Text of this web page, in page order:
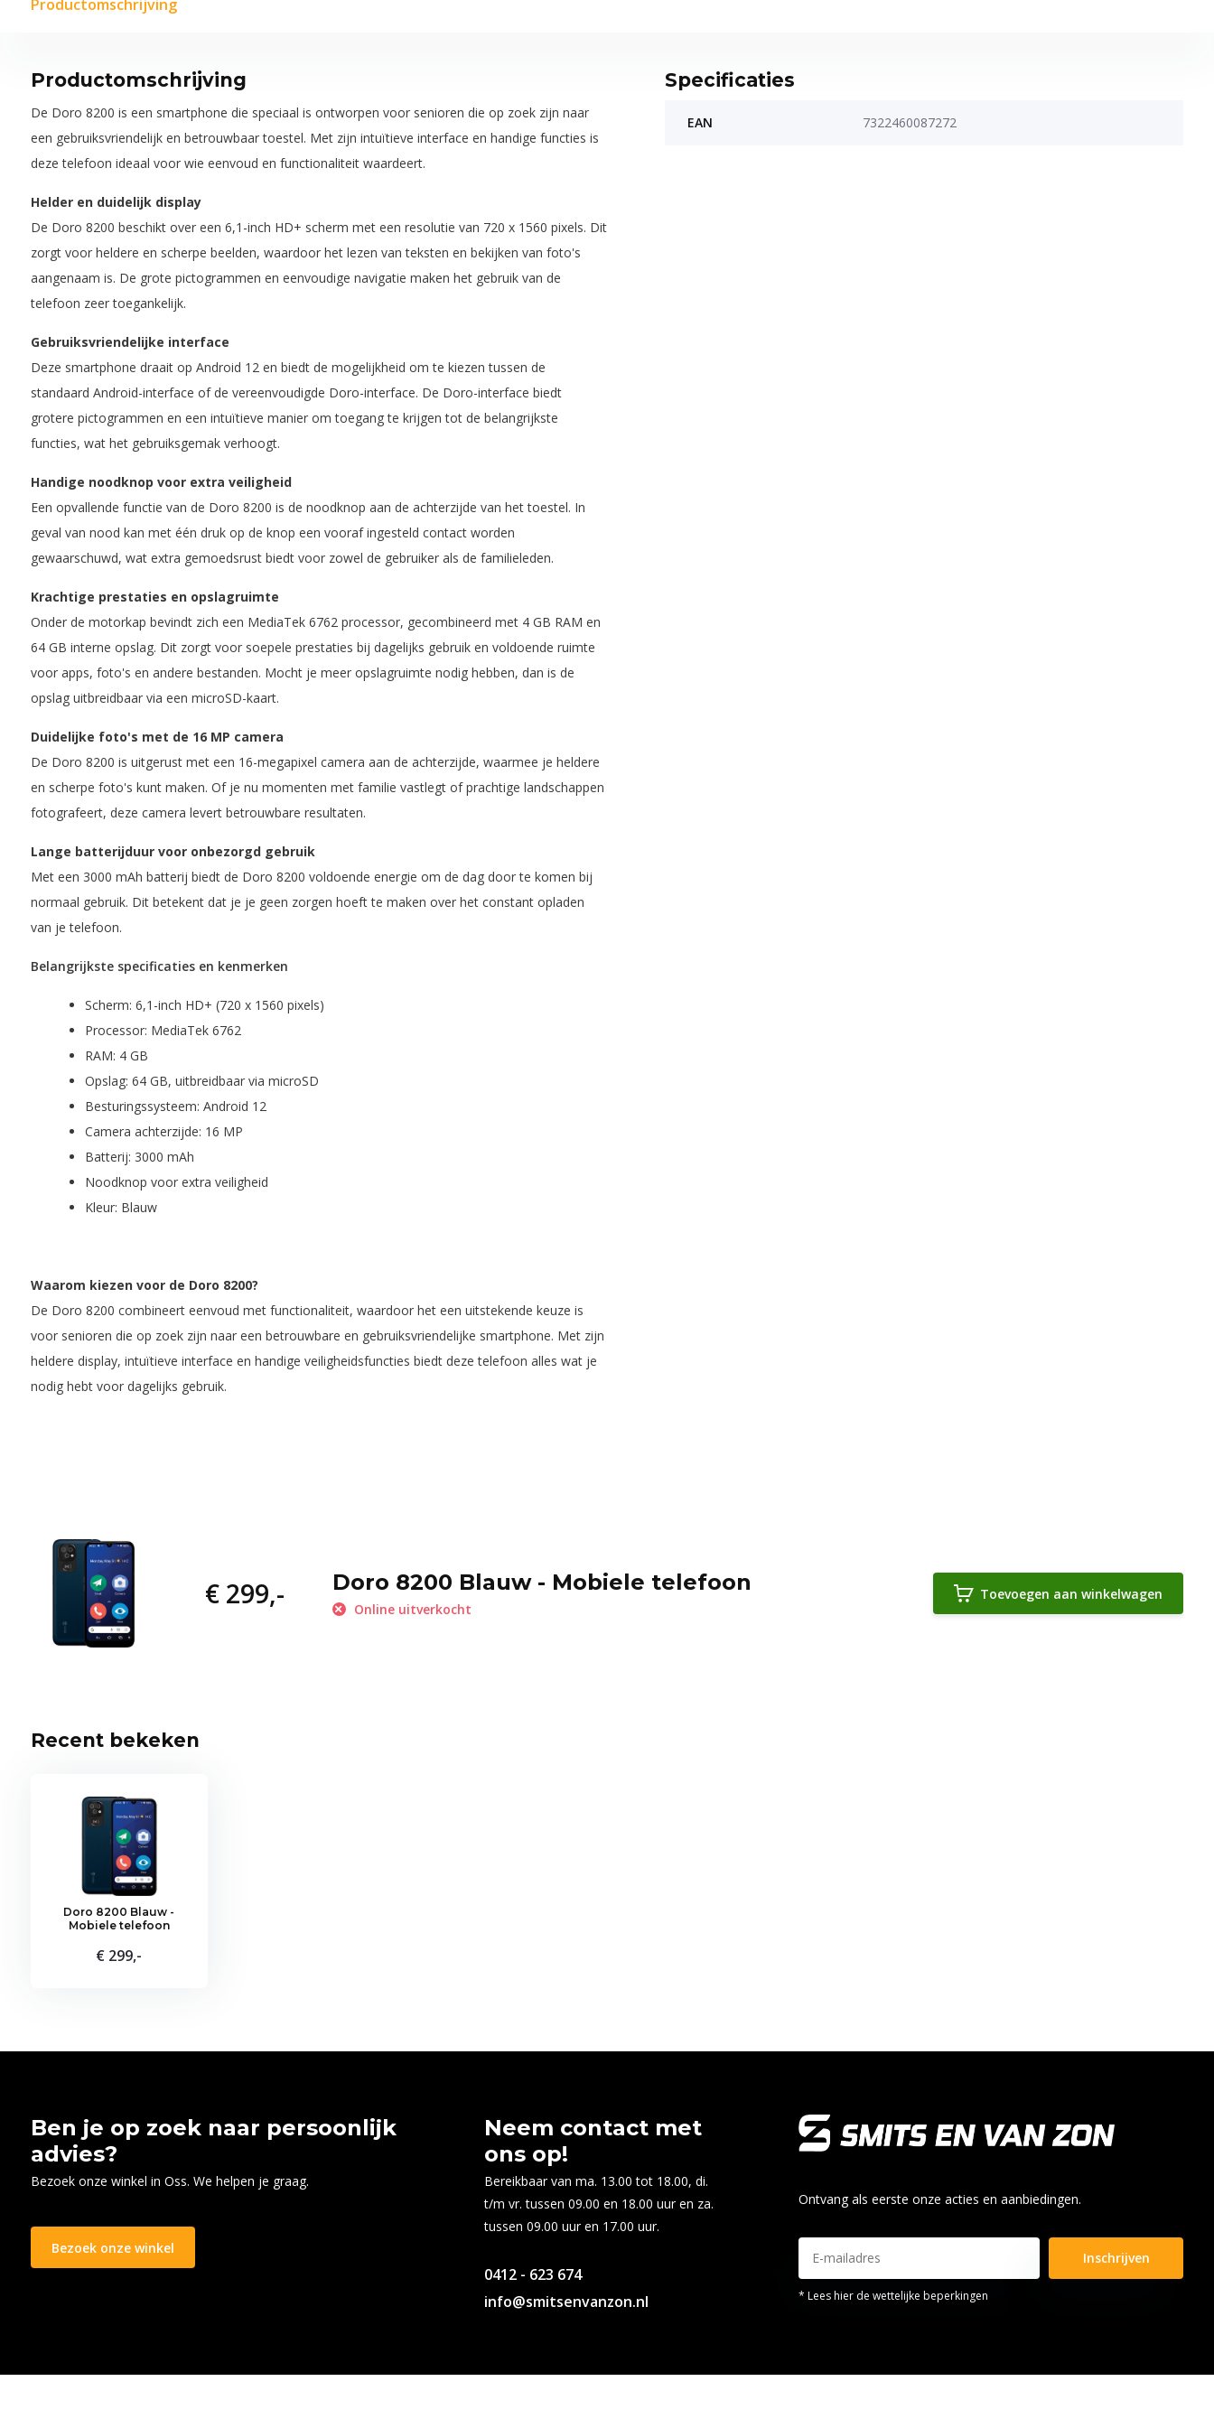
Productomschrijving
Productomschrijving
De Doro 8200 is een smartphone die speciaal is ontworpen voor senioren die op zoek zijn naar
een gebruiksvriendelijk en betrouwbaar toestel. Met zijn intuïtieve interface en handige functies is
deze telefoon ideaal voor wie eenvoud en functionaliteit waardeert.
Helder en duidelijk display
De Doro 8200 beschikt over een 6,1-inch HD+ scherm met een resolutie van 720 x 1560 pixels. Dit
zorgt voor heldere en scherpe beelden, waardoor het lezen van teksten en bekijken van foto's
aangenaam is. De grote pictogrammen en eenvoudige navigatie maken het gebruik van de
telefoon zeer toegankelijk.
Gebruiksvriendelijke interface
Deze smartphone draait op Android 12 en biedt de mogelijkheid om te kiezen tussen de
standaard Android-interface of de vereenvoudigde Doro-interface. De Doro-interface biedt
grotere pictogrammen en een intuïtieve manier om toegang te krijgen tot de belangrijkste
functies, wat het gebruiksgemak verhoogt.
Handige noodknop voor extra veiligheid
Een opvallende functie van de Doro 8200 is de noodknop aan de achterzijde van het toestel. In
geval van nood kan met één druk op de knop een vooraf ingesteld contact worden
gewaarschuwd, wat extra gemoedsrust biedt voor zowel de gebruiker als de familieleden.
Krachtige prestaties en opslagruimte
Onder de motorkap bevindt zich een MediaTek 6762 processor, gecombineerd met 4 GB RAM en
64 GB interne opslag. Dit zorgt voor soepele prestaties bij dagelijks gebruik en voldoende ruimte
voor apps, foto's en andere bestanden. Mocht je meer opslagruimte nodig hebben, dan is de
opslag uitbreidbaar via een microSD-kaart.
Duidelijke foto's met de 16 MP camera
De Doro 8200 is uitgerust met een 16-megapixel camera aan de achterzijde, waarmee je heldere
en scherpe foto's kunt maken. Of je nu momenten met familie vastlegt of prachtige landschappen
fotografeert, deze camera levert betrouwbare resultaten.
Lange batterijduur voor onbezorgd gebruik
Met een 3000 mAh batterij biedt de Doro 8200 voldoende energie om de dag door te komen bij
normaal gebruik. Dit betekent dat je je geen zorgen hoeft te maken over het constant opladen
van je telefoon.
Belangrijkste specificaties en kenmerken
Scherm: 6,1-inch HD+ (720 x 1560 pixels)
Processor: MediaTek 6762
RAM: 4 GB
Opslag: 64 GB, uitbreidbaar via microSD
Besturingssysteem: Android 12
Camera achterzijde: 16 MP
Batterij: 3000 mAh
Noodknop voor extra veiligheid
Kleur: Blauw
Waarom kiezen voor de Doro 8200?
De Doro 8200 combineert eenvoud met functionaliteit, waardoor het een uitstekende keuze is
voor senioren die op zoek zijn naar een betrouwbare en gebruiksvriendelijke smartphone. Met zijn
heldere display, intuïtieve interface en handige veiligheidsfuncties biedt deze telefoon alles wat je
nodig hebt voor dagelijks gebruik.
Specificaties
EAN 7322460087272
€ 299,- Doro 8200 Blauw - Mobiele telefoon
Online uitverkocht
Toevoegen aan winkelwagen
Recent bekeken
Doro 8200 Blauw -
Mobiele telefoon
€ 299,-
Ben je op zoek naar persoonlijk
advies?
Bezoek onze winkel in Oss. We helpen je graag.
Bezoek onze winkel
Neem contact met
ons op!
Bereikbaar van ma. 13.00 tot 18.00, di.
t/m vr. tussen 09.00 en 18.00 uur en za.
tussen 09.00 uur en 17.00 uur.
0412 - 623 674
info@smitsenvanzon.nl
Ontvang als eerste onze acties en aanbiedingen.
Inschrijven
* Lees hier de wettelijke beperkingen